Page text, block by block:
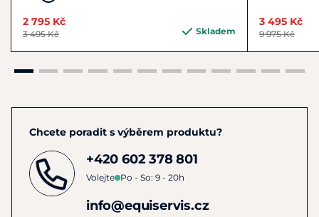
2 795 Kč
3 495 Kč Skladem
3 495 Kč
9 975 Kč
Chcete poradit s výběrem produktu?
+420 602 378 801
Volejte Po - So: 9 - 20h
info@equiservis.cz